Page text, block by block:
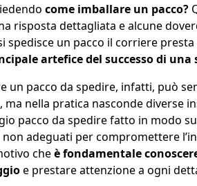
come imballare un pacco?
risposta dettagliata e alcune
spedisce un pacco il corriere
artefice del successo di una
un pacco da spedire, infatti, può
ma nella pratica nasconde diverse
pacco da spedire fatto in modo
adeguati per compromettere
cheè fondamentale
e prestare attenzione a ogni